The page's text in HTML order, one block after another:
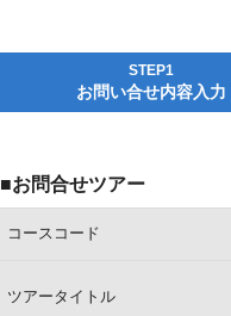
STEP1
お問い合せ内容入力
■お問合せツアー
コースコード
ツアータイトル